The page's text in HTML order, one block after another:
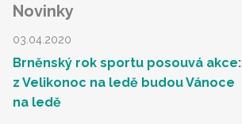
Novinky
03.04.2020
Brněnský rok sportu posouvá akce:
z Velikonoc na ledě budou Vánoce
na ledě